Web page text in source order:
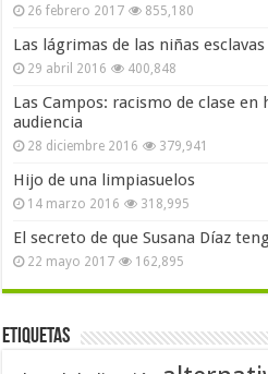
26 febrero 2017 855,180
Las lágrimas de las niñas
29 abril 2016 400,848
Las Campos: racismo de clase
audiencia
28 diciembre 2016 379,941
Hijo de una limpiasuelos
14 marzo 2016 318,995
El secreto de que Susana Díaz
22 mayo 2017 162,895
Etiquetas